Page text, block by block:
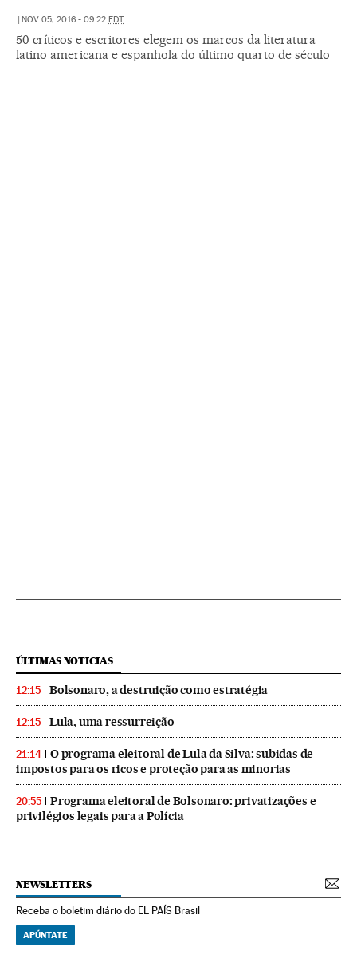
| NOV 05, 2016 - 09:22 EDT
50 críticos e escritores elegem os marcos da literatura
latino americana e espanhola do último quarto de século
ÚLTIMAS NOTICIAS
12:15 Bolsonaro, a destruição como estratégia
12:15 Lula, uma ressurreição
21:14
O programa eleitoral de Lula da Silva: subidas de
impostos para os ricos e proteção para as minorias
20:55
Programa eleitoral de Bolsonaro: privatizações e
privilégios legais para a Polícia
NEWSLETTERS
Receba o boletim diário do EL PAÍS Brasil
APÚNTATE